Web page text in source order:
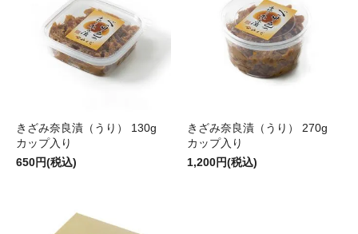
きざみ奈良漬（うり） 130g
カップ入り
650円(税込)
きざみ奈良漬（うり） 270g
カップ入り
1,200円(税込)